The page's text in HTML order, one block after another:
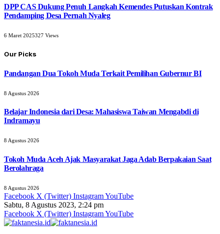
DPP CAS Dukung Penuh Langkah Kemendes Putuskan Kontrak
Pendamping Desa Pernah Nyaleg
6 Maret 2025327 Views
Our Picks
Pandangan Dua Tokoh Muda Terkait Pemilihan Gubernur BI
8 Agustus 2026
Belajar Indonesia dari Desa: Mahasiswa Taiwan Mengabdi di
Indramayu
8 Agustus 2026
Tokoh Muda Aceh Ajak Masyarakat Jaga Adab Berpakaian Saat
Berolahraga
8 Agustus 2026
Facebook X (Twitter) InstagramYouTube
Sabtu, 8 Agustus 2023, 2:24 pm
Facebook X (Twitter) InstagramYouTube